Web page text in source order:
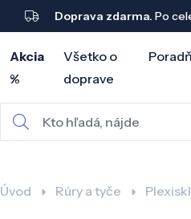
Doprava zdarma. Po
Akcia
%
Všetko o
doprave
Úvod Rúry a tyče